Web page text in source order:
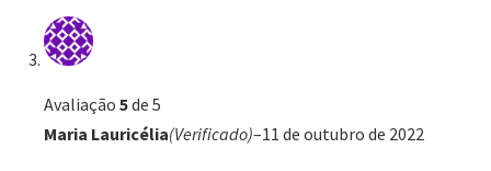
Avaliação 5de 5
Maria Lauricélia(Verificado)–11 de outubro de 2022